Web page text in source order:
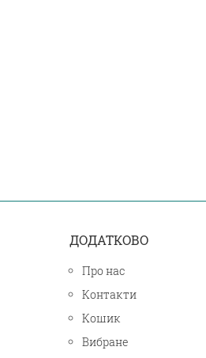
ДОДАТКОВО
Про нас
Контакти
Кошик
Вибране